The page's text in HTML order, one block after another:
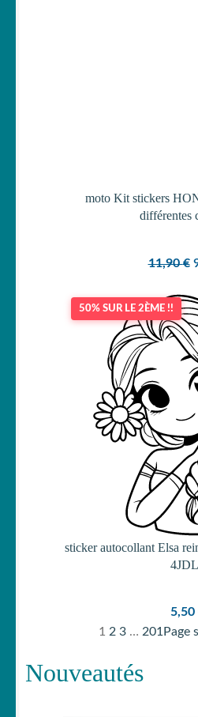
moto Kit stickers
différentes
11,90€
50% SUR LE 2ÈME !!
sticker autocollant Elsa
5,50
1 2 3 … 201 Page
Nouveautés